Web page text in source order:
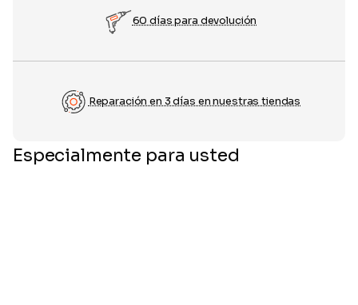
60 días para devolución
Reparación en 3 días en nuestras tiendas
Especialmente para usted